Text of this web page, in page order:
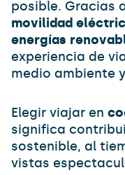
posible. Gracias
movilidad
energías
experiencia de
medio ambiente
Elegir viajar en
significa
sostenible, al
vistas